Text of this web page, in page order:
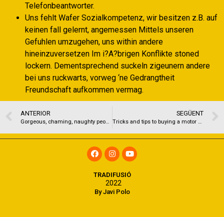
Telefonbeantworter.
Uns fehlt Wafer Sozialkompetenz, wir besitzen z.B. auf
keinen fall gelernt, angemessen Mittels unseren
Gefuhlen umzugehen, uns within andere
hineinzuversetzen Im i?A?brigen Konflikte stoned
lockern. Dementsprechend suckeln zigeunern andere
bei uns ruckwarts, vorweg ‘ne Gedrangtheit
Freundschaft aufkommen vermag.
ANTERIOR
Gorgeous, chaming, naughty people attracts in order to meet!
SEGÜENT
Tricks and tips to buying a motor vehicle without having any better borrowing
By Javi Polo
TRADIFUSIÓ
2022